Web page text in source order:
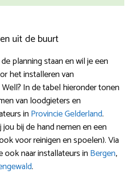
uit de buurt
planning staan en wil je een
het installeren van
In de tabel hieronder tonen
van loodgieters en
inProvincie Gelderland.
bij de hand nemen en een
voor reinigen en spoelen). Via
naar installateurs inBergen,
.